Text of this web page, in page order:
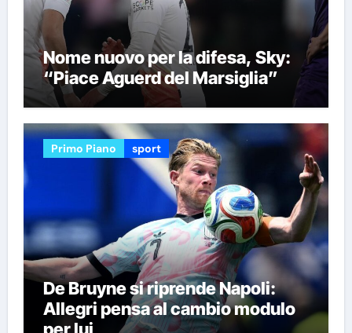
Nome nuovo per la difesa, Sky:
“Piace Aguerd del Marsiglia”
Primo Piano sport
De Bruyne si riprende Napoli:
Allegri pensa al cambio modulo
per lui